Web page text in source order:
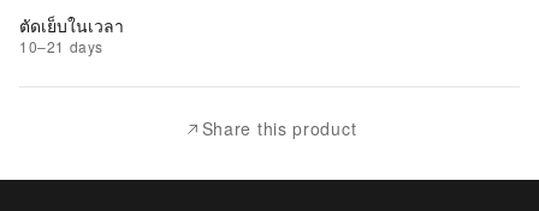
|
ตัดเย็บในเวลา
10–21 days
Share this product